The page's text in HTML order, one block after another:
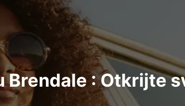
Brendale : Otkrijte